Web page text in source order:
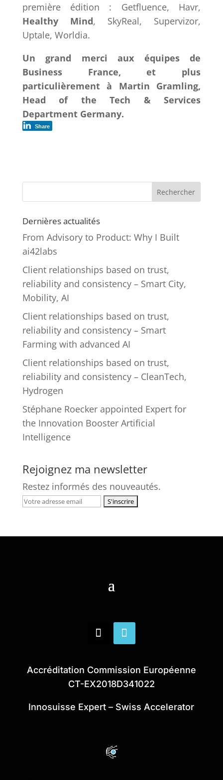
première édition : Getfluence, Havr,
Healthy Mind, SkyReal, Supervizor,
Uptale, Worldia.
Un grand merci aux équipes de
Business France, et plus
particulièrement à Martin Gramling,
Head of the Tech & Services
Department Germany.
Share
Rechercher
Dernières actualités
From Advisory to Product: Why I Built
ai42labs
Client relationships based on trust,
reliability and consistency – Smart City,
Mobility, AI
Client relationships based on trust,
reliability and consistency – Smart
Farming with advanced AI
Client relationships based on trust,
reliability and consistency – CleanTech,
Hydrogen
Stéphane Roecker appointed Expert for
the Innovation Booster Artificial
Intelligence
Rejoignez ma newsletter
Restez informés des nouveautés.
Accréditation Commission Européenne
CT-EX2018D341022
Innosuisse Expert – Swiss Accelerator